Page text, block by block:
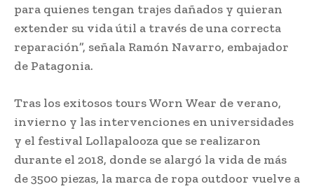
para quienes tengan trajes dañados y quieran
extender su vida útil a través de una correcta
reparación”, señala Ramón Navarro, embajador
de Patagonia.
Tras los exitosos tours Worn Wear de verano,
invierno y las intervenciones en universidades
y el festival Lollapalooza que se realizaron
durante el 2018, donde se alargó la vida de más
de 3500 piezas, la marca de ropa outdoor vuelve a